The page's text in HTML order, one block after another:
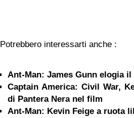
Potrebbero interessarti anche :
Ant-Man: James Gunn elogia
Captain America: Civil War,
di Pantera Nera nel film
Ant-Man: Kevin Feige a ruota